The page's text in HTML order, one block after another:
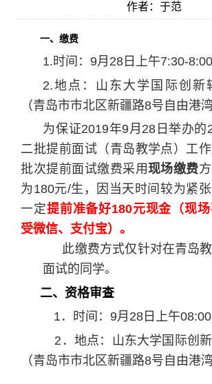
作者：于范
一、缴费
1.时间：9月28日上午7:30-8:00
2.地点：山东大学国际创新
（青岛市市北区新疆路8号自由港
为保证2019年9月28日举办的
二批提前面试（青岛教学点）工
批次提前面试缴费采用现场缴费
为180元/生，因当天时间较为紧
一定提前准备好180元现金（现
受微信、支付宝）。
此缴费方式仅针对在青岛
面试的同学。
二、资格审查
1．时间：9月28日上午
2．地点：山东大学国际创
（青岛市市北区新疆路8号自由港